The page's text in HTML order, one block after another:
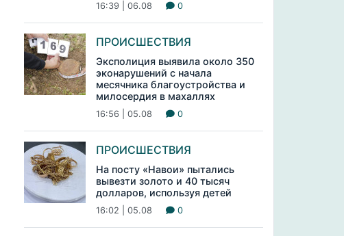
16:39 | 06.08 0
ПРОИСШЕСТВИЯ
Эксполиция выявила около 350
эконарушений с начала
месячника благоустройства и
милосердия в махаллях
16:56 | 05.08 0
ПРОИСШЕСТВИЯ
На посту «Навои» пытались
вывезти золото и 40 тысяч
долларов, используя детей
16:02 | 05.08 0